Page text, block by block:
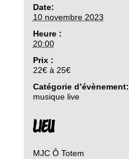
Date:
10 novembre 2023
Heure :
20:00
Prix :
22€ à 25€
Catégorie d’évènement:
musique live
LIEU
MJC Ô Totem